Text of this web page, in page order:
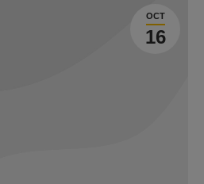
OCT
16